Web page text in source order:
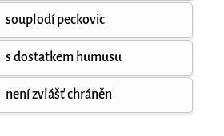
souplodí peckovic
s dostatkem humusu
není zvlášť chráněn